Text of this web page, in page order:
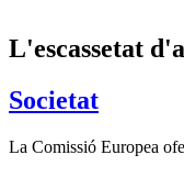
L'escassetat
Societat
La Comissió Europea